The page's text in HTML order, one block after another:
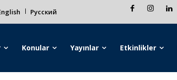
Русский
Konular Yayınlar Etkinlikler